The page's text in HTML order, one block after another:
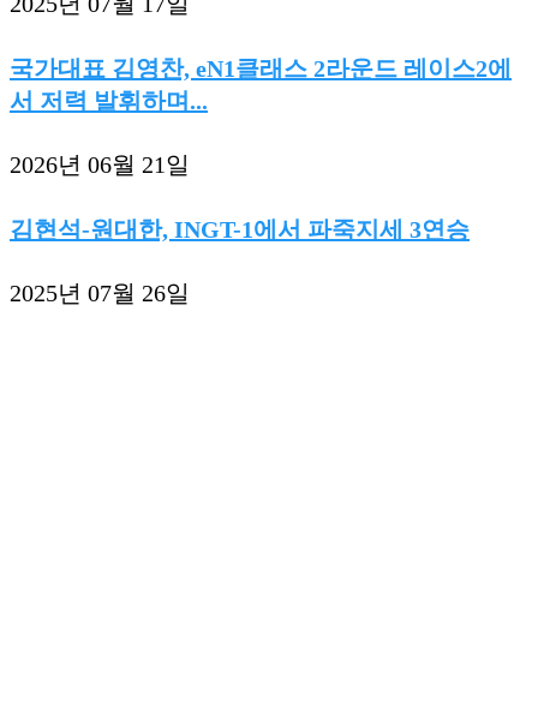
국가대표 김영찬, eN1클래스 2라운드 레이스2에
서 저력 발휘하며...
2026년 06월 21일
김현석-원대한, INGT-1에서 파죽지세 3연승
2025년 07월 26일